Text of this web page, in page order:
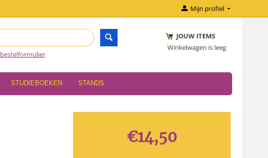
Mijn profiel
bestelformulier
JOUW ITEMS
Winkelwagen is leeg
STUDIEBOEKEN STANDS
€14,50